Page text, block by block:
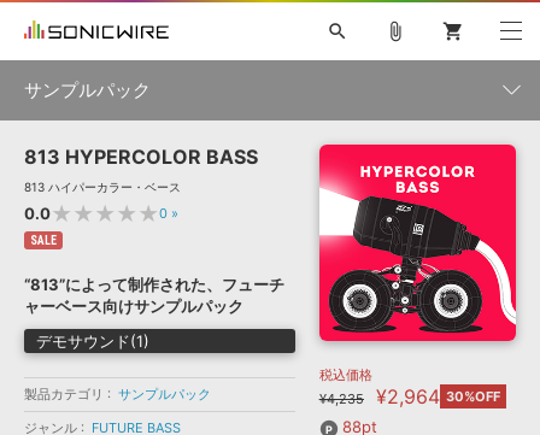
ソフト音源 »
プラグイン・エフェクト »
サンプルパック »
ソフトウェア／ツール »
特集 »
ニュースレター »
製品サポート情報 »
DTMガイド »
search
初音ミク NT 鏡音リン・レン V4X
KAITO V3
VOCALOID TOONTRACK
SPITFIRE AUDIO
VIENNA
EZ DRUMMER 3
ライセンスフリーBGM
ボーカル抜き出し
DUBSTEP
ELECTRONICA
EDM TRANCE MUTANT
ROUTER.FM
ソフト音源 プラグイン・エフェクト
ソフトウェア／ツール 効果音
attach_file shopping_cart
サンプルパック
製品一覧
メーカー
813 HYPERCOLOR BASS
813 ハイパーカラー・ベース
0.0★★★★★0 »
SALE
“813”によって制作された、フューチ
ャーベース向けサンプルパック
デモサウンド(1)
製品カテゴリ
サンプルパック
ジャンル
FUTURE BASS
税込価格
¥4,235
¥2,964 30%OFF
88pt